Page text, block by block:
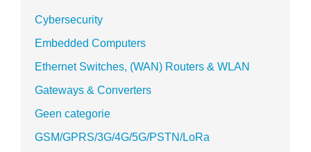
Cybersecurity
Embedded Computers
Ethernet Switches, (WAN) Routers & WLAN
Gateways & Converters
Geen categorie
GSM/GPRS/3G/4G/5G/PSTN/LoRa